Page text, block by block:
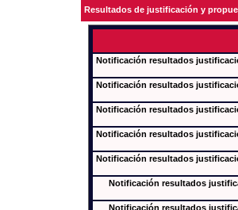
Resultados de justificación y
Notificación resultados
Notificación resultados
Notificación resultados
Notificación resultados
Notificación resultados
Notificación resultados
Notificación resultados